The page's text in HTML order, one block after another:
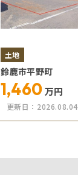
土地
鈴鹿市平野町
1,460万円
更新日： 2026.08.04